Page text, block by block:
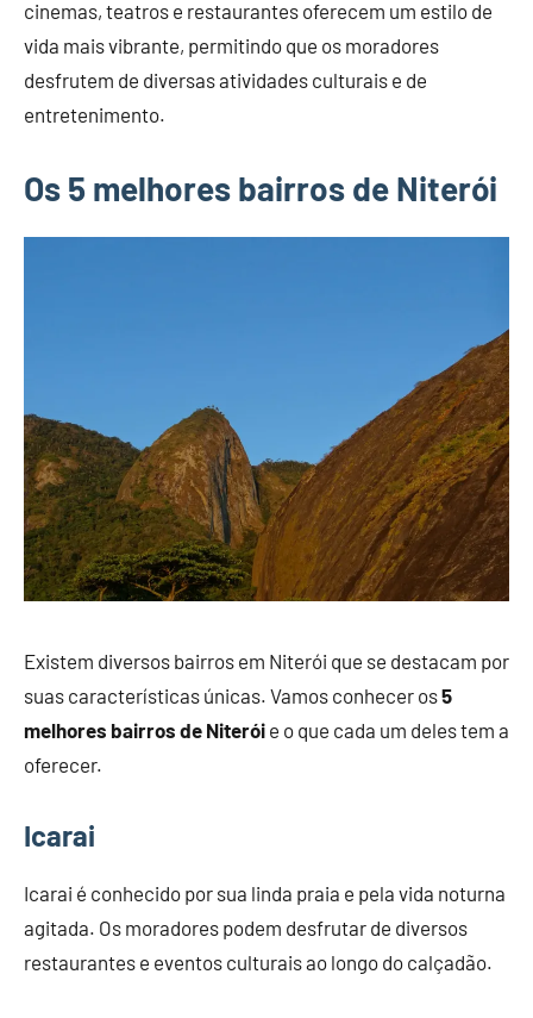
cinemas, teatros e restaurantes oferecem um estilo de
vida mais vibrante, permitindo que os moradores
desfrutem de diversas atividades culturais e de
entretenimento.
Os 5 melhores bairros de Niterói
Existem diversos bairros em Niterói que se destacam por
suas características únicas. Vamos conhecer os5
melhores bairros de Niterói e o que cada um deles tem a
oferecer.
Icarai
Icarai é conhecido por sua linda praia e pela vida noturna
agitada. Os moradores podem desfrutar de diversos
restaurantes e eventos culturais ao longo do calçadão.